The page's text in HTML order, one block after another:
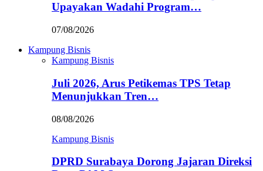
Upayakan Wadahi Program…
07/08/2026
Kampung Bisnis
Kampung Bisnis
Juli 2026, Arus Petikemas TPS Tetap
Menunjukkan Tren…
08/08/2026
Kampung Bisnis
DPRD Surabaya Dorong Jajaran Direksi